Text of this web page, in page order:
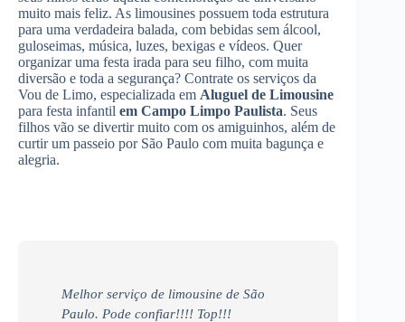
muito mais feliz. As limousines possuem toda estrutura
para uma verdadeira balada, com bebidas sem álcool,
guloseimas, música, luzes, bexigas e vídeos. Quer
organizar uma festa irada para seu filho, com muita
diversão e toda a segurança? Contrate os serviços da
Vou de Limo, especializada em Aluguel de Limousine
para festa infantil em Campo Limpo Paulista. Seus
filhos vão se divertir muito com os amiguinhos, além de
curtir um passeio por São Paulo com muita bagunça e
alegria.
Melhor serviço de limousine de São
Paulo. Pode confiar!!!! Top!!!